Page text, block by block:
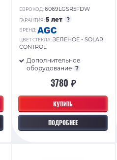
КУПИТЬ
ПОДРОБНЕЕ
ЕВРОКОД:6069LGSR5FDW
ГАРАНТИЯ:5 лет ?
БРЕНД:
ЦВЕТ СТЕКЛА:ЗЕЛЕНОЕ - SOLAR
CONTROL
Дополнительное
оборудование ?
3780 ₽